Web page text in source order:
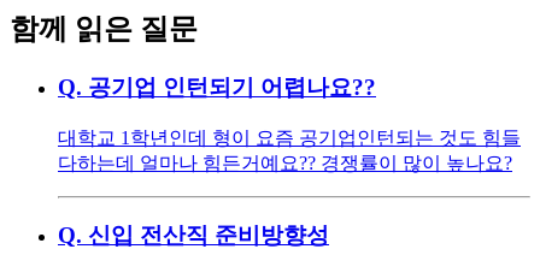
함께 읽은 질문
Q. 공기업 인턴되기 어렵나요??
대학교 1학년인데 형이 요즘 공기업인턴되는 것도 힘들
다하는데 얼마나 힘든거예요?? 경쟁률이 많이 높나요?
Q. 신입 전산직 준비방향성